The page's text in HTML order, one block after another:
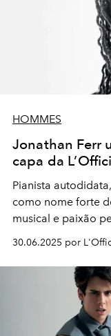
HOMMES
Jonathan Ferr
capa da
Pianista
como nome forte
musical e paixão
30.06.2025 por